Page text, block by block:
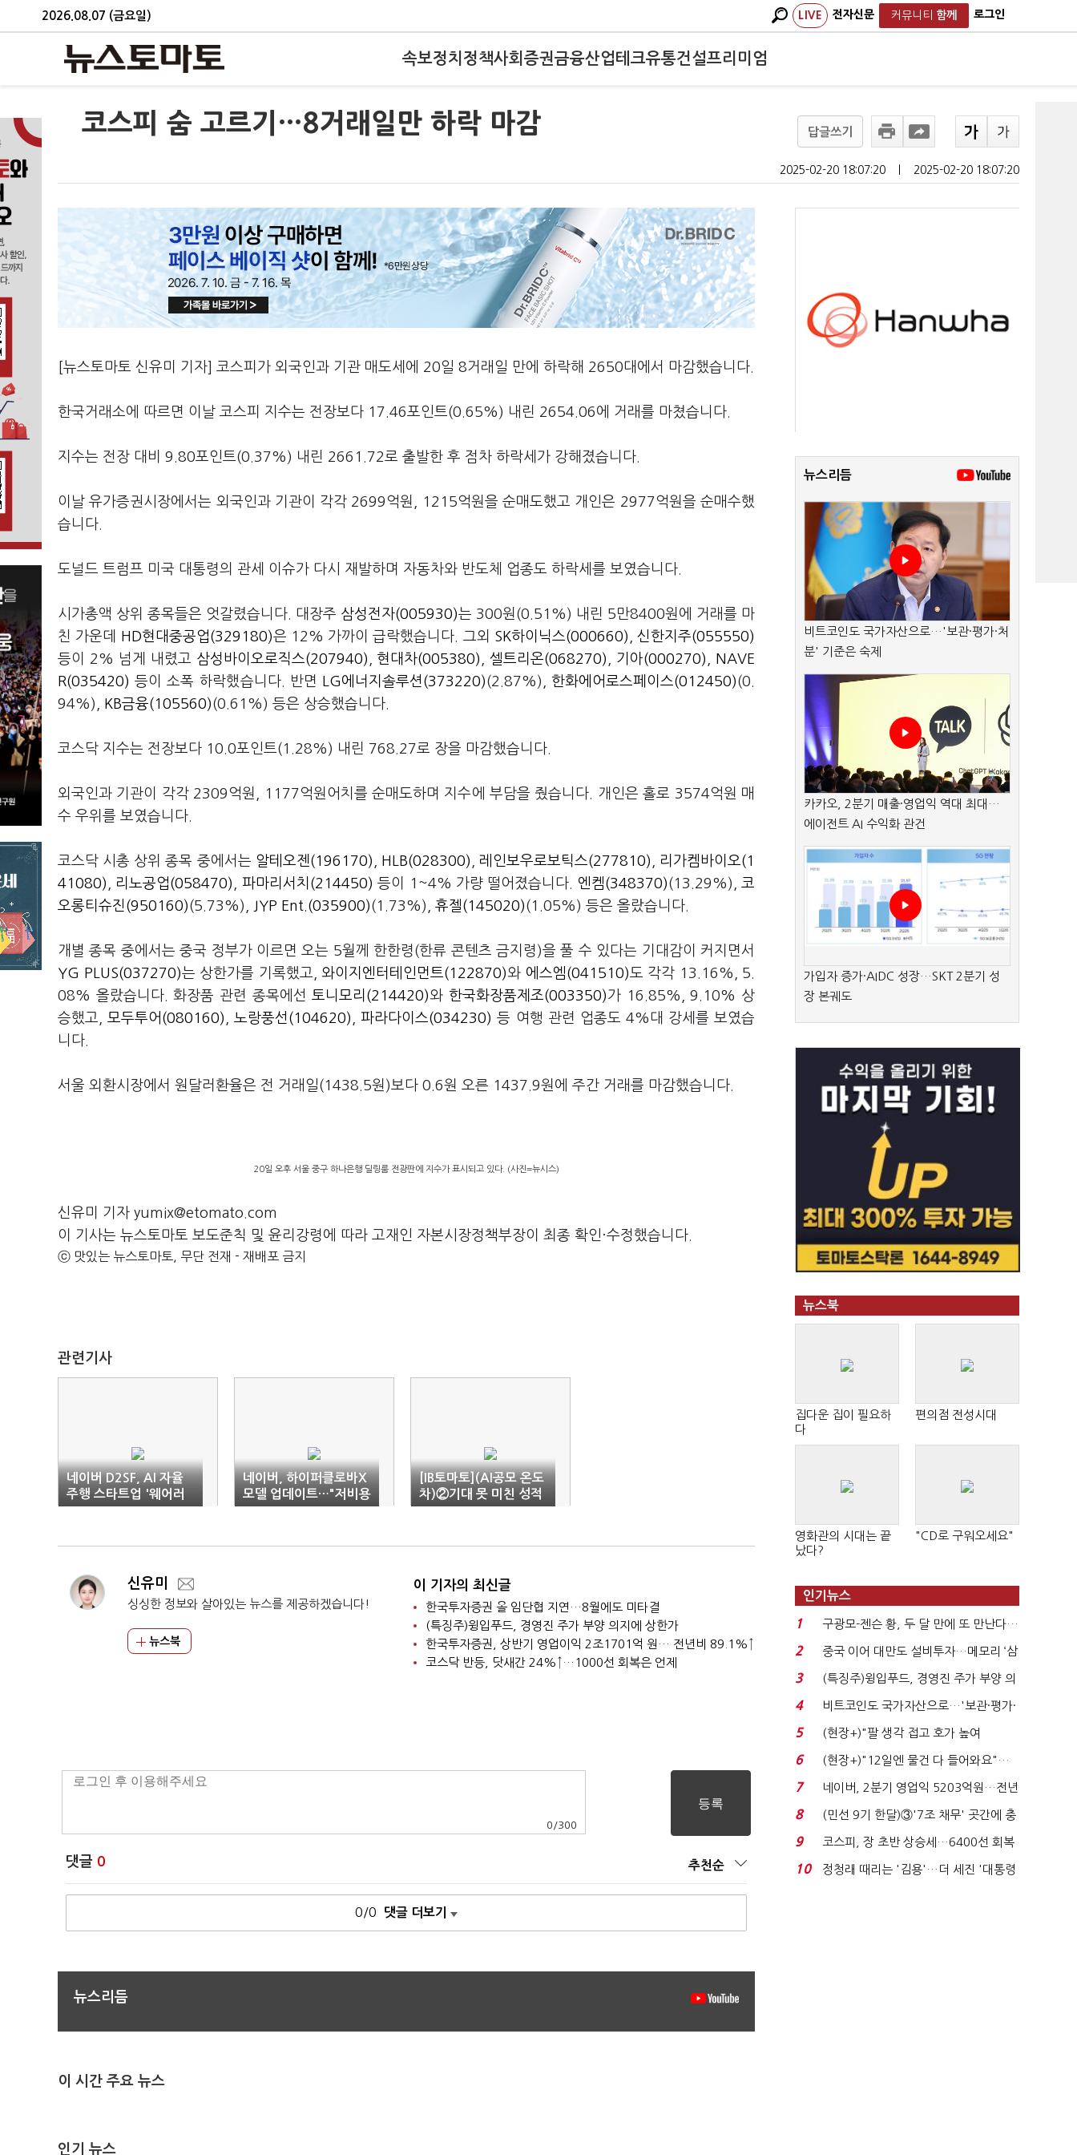
2026.08.07 (금요일) LIVE 전자신문 커뮤니티 함께 로그인
속보정치 정책사회 증권금융산업테크유통건설프리미엄
코스피 숨 고르기…8거래일만 하락 마감 답글쓰기
2025-02-20 18:07:20 2025-02-20 18:07:20
[뉴스토마토 신유미 기자] 코스피가 외국인과 기관 매도세에 20일 8거래일 만에 하락해 2650대에서 마감했습니다.
한국거래소에 따르면 이날 코스피 지수는 전장보다 17.46포인트(0.65%) 내린 2654.06에 거래를 마쳤습니다.
지수는 전장 대비 9.80포인트(0.37%) 내린 2661.72로 출발한 후 점차 하락세가 강해졌습니다.
이날 유가증권시장에서는 외국인과 기관이 각각 2699억원, 1215억원을 순매도했고 개인은 2977억원을 순매수했
습니다.
도널드 트럼프 미국 대통령의 관세 이슈가 다시 재발하며 자동차와 반도체 업종도 하락세를 보였습니다.
시가총액 상위 종목들은 엇갈렸습니다. 대장주 삼성전자(005930)는 300원(0.51%) 내린 5만8400원에 거래를 마
친 가운데
HD현대중공업(329180)은 12% 가까이 급락했습니다. 그외 SK하이닉스(000660)
신한지주(055550)
등이 2% 넘게 내렸고 삼성바이오로직스(207940) 현대차(005380) ,셀트리온(068270) 기아(000270)
NAVE
R(035420) 등이 소폭 하락했습니다. 반면 LG에너지솔루션(373220)(2.87%),한화에어로스페이스(012450)(0.
94%),
KB금융(105560)(0.61%) 등은 상승했습니다.
코스닥 지수는 전장보다 10.0포인트(1.28%) 내린 768.27로 장을 마감했습니다.
외국인과 기관이 각각 2309억원, 1177억원어치를 순매도하며 지수에 부담을 줬습니다. 개인은 홀로 3574억원 매
수 우위를 보였습니다.
코스닥 시총 상위 종목 중에서는 알테오젠(196170) HLB(028300) 레인보우로보틱스(277810)
리가켐바이오(1
41080)
리노공업(058470) 파마리서치(214450) 등이 1~4% 가량 떨어졌습니다. 엔켐(348370)(13.29%), 코
오롱티슈진(950160)(5.73%), JYP Ent.(035900)(1.73%), 휴젤(145020)(1.05%) 등은 올랐습니다.
개별 종목 중에서는 중국 정부가 이르면 오는 5월께 한한령(한류 콘텐츠 금지령)을 풀 수 있다는 기대감이 커지면서
YG PLUS(037270)는 상한가를 기록했고, 와이지엔터테인먼트(122870)와 에스엠(041510)도 각각 13.16%, 5.
08% 올랐습니다. 화장품 관련 종목에선토니모리(214420)와한국화장품제조(003350)가 16.85%, 9.10% 상
승했고,모두투어(080160) ,노랑풍선(104620) 파라다이스(034230) 등 여행 관련 업종도 4%대 강세를 보였습
니다.
서울 외환시장에서 원달러환율은 전 거래일(1438.5원)보다 0.6원 오른 1437.9원에 주간 거래를 마감했습니다.
20일 오후 서울 중구 하나은행 딜링룸 전광판에 지수가 표시되고 있다. (사진=뉴시스)
신유미 기자 yumix@etomato.com
이 기사는 뉴스토마토 보도준칙 및 윤리강령에 따라 고재인 자본시장정책부장이 최종 확인·수정했습니다.
ⓒ 맛있는 뉴스토마토, 무단 전재 - 재배포 금지
관련기사
네이버 D2SF, AI 자율
주행 스타트업 '웨어러
블에이아이'에 투자
네이버, 하이퍼클로바X
모델 업데이트…"저비용
·고성능"
[IB토마토](AI공모 온도
차)②기대 못 미친 성적
표…기술 성장성 '관건'
신유미
싱싱한 정보와 살아있는 뉴스를 제공하겠습니다!
뉴스북
이 기자의 최신글
한국투자증권 올 임단협 지연…8월에도 미타결
(특징주)윙입푸드, 경영진 주가 부양 의지에 상한가
한국투자증권, 상반기 영업이익 2조1701억 원… 전년비 89.1%↑
코스닥 반등, 닷새간 24%↑…1000선 회복은 언제
0 /300
댓글 0 추천순
0/0 댓글 더보기
뉴스리듬
이 시간 주요 뉴스
인기 뉴스
뉴스리듬
비트코인도 국가자산으로…'보관·평가·처
분' 기준은 숙제
카카오, 2분기 매출·영업익 역대 최대…
에이전트 AI 수익화 관건
가입자 증가·AIDC 성장…SKT 2분기 성
장 본궤도
뉴스북
집다운 집이 필요하
다
편의점 전성시대
영화관의 시대는 끝
났다?
"CD로 구워오세요"
인기뉴스
1
구광모-젠슨 황, 두 달 만에 또 만난다…
로봇·AI 등 논...
2
중국 이어 대만도 설비투자…메모리 ‘삼
국전쟁’
3
(특징주)윙입푸드, 경영진 주가 부양 의
지에 상한가...
4
비트코인도 국가자산으로…'보관·평가·
처분' 기준은 ...
5
(현장+)"팔 생각 접고 호가 높여
요"…'덜 똘똘한 한 채' 20...
6
(현장+)"12일엔 물건 다 들어와요"…
빈 매대 채우며 문 연 ...
7
네이버, 2분기 영업익 5203억원…전년
비 0.2% 감소...
8
(민선 9기 한달)③'7조 채무' 곳간에 충
격…추미애, 20년...
9
코스피, 장 초반 상승세…6400선 회복
시도
10
정청래 때리는 '김용'…더 세진 '대통령